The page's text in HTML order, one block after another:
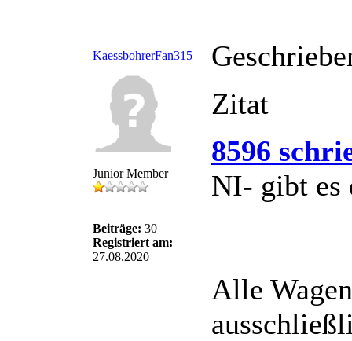
KaessbohrerFan315
Junior Member
Beiträge: 30
Registriert am:
27.08.2020
Zitat
8596
NI- gibt es
Alle